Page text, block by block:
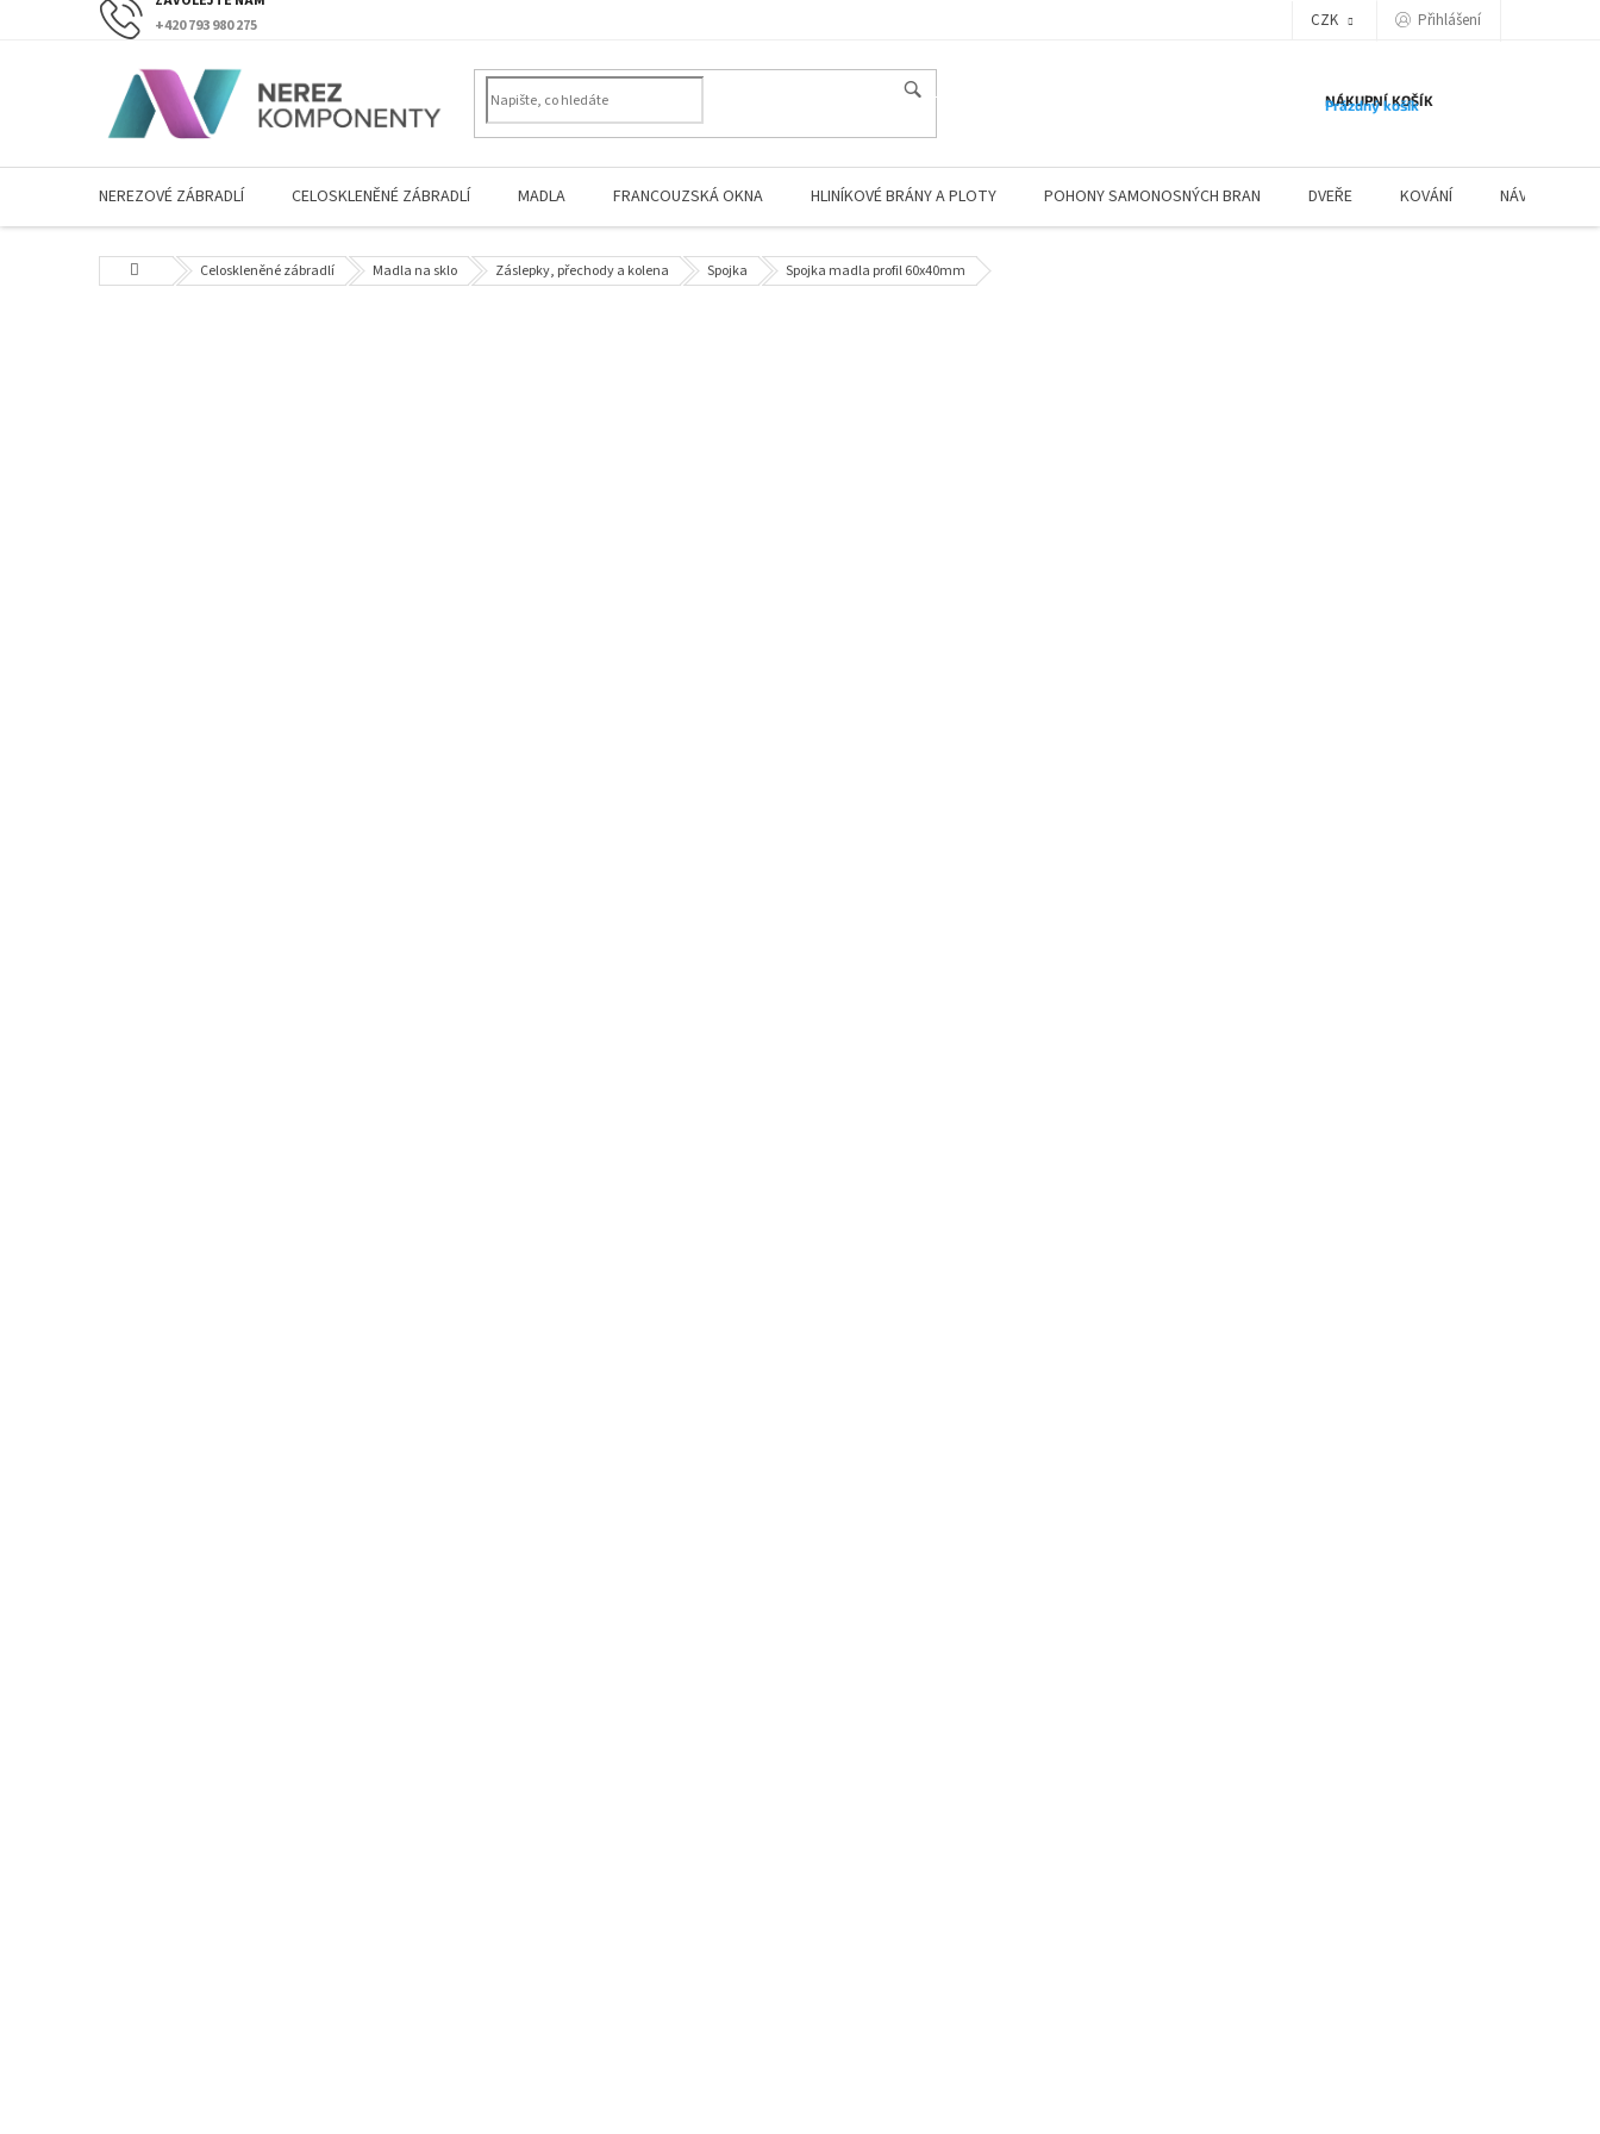
+420 793 980 275 CZK Přihlášení
NÁKUPNÍ KOŠÍK
Prázdný košík
NEREZOVÉ ZÁBRADLÍ CELOSKLENĚNÉ ZÁBRADLÍ MADLA FRANCOUZSKÁ OKNA HLINÍKOVÉ BRÁNY A PLOTY POHONY SAMONOSNÝCH BRAN DVEŘE KOVÁNÍ NÁVODY
Domů Celoskleněné zábradlí Madla na sklo Záslepky, přechody a kolena Spojka Spojka madla profil 60x40mm